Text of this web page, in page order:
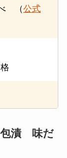
（公式
包漬 味だ